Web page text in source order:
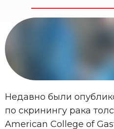
Недавно были
по скринингу рака
American College of